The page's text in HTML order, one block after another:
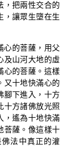
，把兩性交合的
，讓眾生墮在生
心的菩薩，用父
及山河大地的虛
心的菩薩。這樣
又十地快滿心的
腳下進入，十方
十方諸佛放光照
，遙為十地快滿
菩薩。像這樣十
法中真正的灌